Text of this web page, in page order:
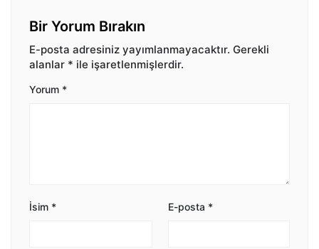
Bir Yorum Bırakın
E-posta adresiniz yayımlanmayacaktır. Gerekli
alanlar * ile işaretlenmişlerdir.
Yorum *
İsim * E-posta *